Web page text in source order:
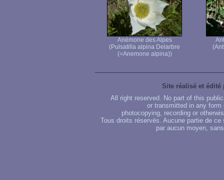
Anémone des Alpes
(Pulsatilla alpina Delarbre
(=Anemone alpina))
Site réalisé et édité
All right reserved. No part of this
or transmitted in any
photocopying, recording or
Tous droits réservés. Aucune partie de
par aucun moyen,